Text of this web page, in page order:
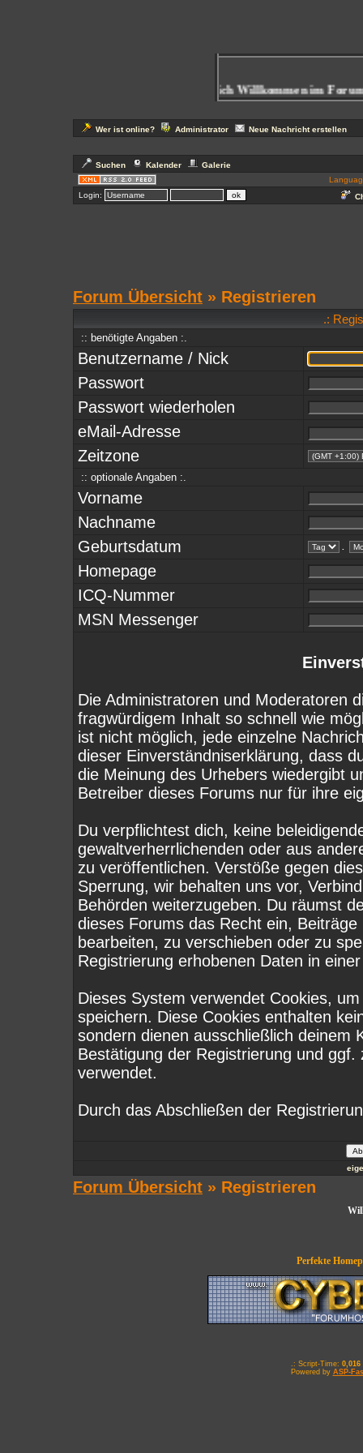
Herzlich Willkommen im Forum
Wer ist online? Administrator Neue Nachricht erstellen
Suchen Kalender
Galerie
Login:
Forum Übersicht » Registrieren
.:
:: benötigte Angaben :.
Benutzername / Nick
Passwort
Passwort wiederholen
eMail-Adresse
Zeitzone
:: optionale Angaben :.
Vorname
Nachname
Geburtsdatum
Homepage
ICQ-Nummer
MSN Messenger
Die Administratoren und Moderatoren
fragwürdigem Inhalt so schnell wie
ist nicht möglich, jede einzelne
dieser Einverständniserklärung, dass
die Meinung des Urhebers wiedergibt
Betreiber dieses Forums nur für ihre
Du verpflichtest dich, keine
gewaltverherrlichenden oder aus
zu veröffentlichen. Verstöße gegen
Sperrung, wir behalten uns vor,
Behörden weiterzugeben. Du räumst
dieses Forums das Recht ein,
bearbeiten, zu verschieben oder zu
Registrierung erhobenen Daten in
Dieses System verwendet Cookies,
speichern. Diese Cookies enthalten
sondern dienen ausschließlich deinem
Bestätigung der Registrierung und
verwendet.
Durch das Abschließen der
Forum Übersicht » Registrieren
Perfekte
.: Script-Time: 0,016
Powered by ASP-